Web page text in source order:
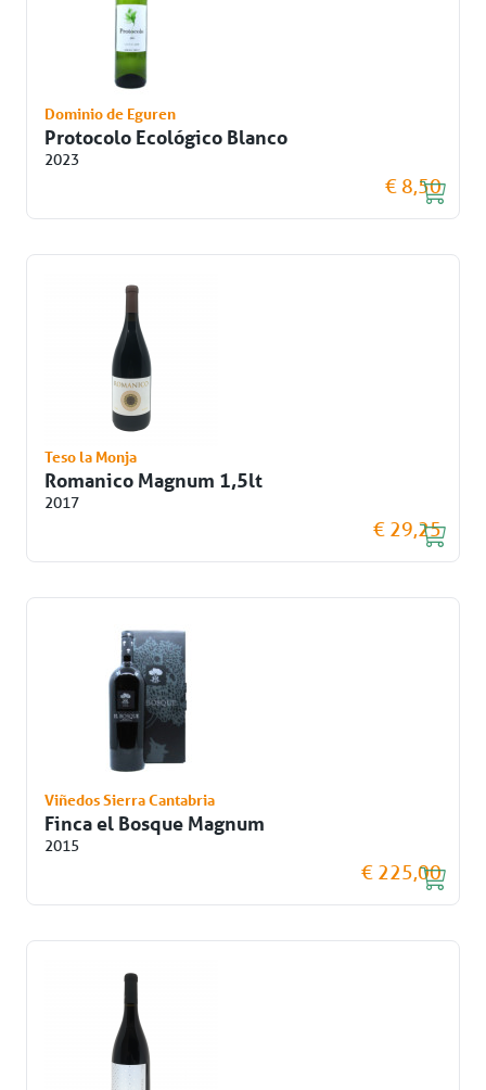
Dominio de Eguren
Protocolo Ecológico Blanco
2023
€ 8,50
Teso la Monja
Romanico Magnum 1,5lt
2017
€ 29,25
Viñedos Sierra Cantabria
Finca el Bosque Magnum
2015
€ 225,00